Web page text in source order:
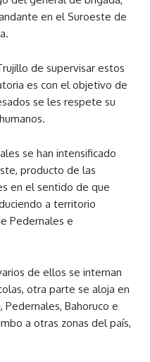
en el Suroeste de
de supervisar estos
es con el objetivo de
se les respete su
se han intensificado
producto de las
en el sentido de que
a territorio
Pedernales e
de ellos se internan
otra parte se aloja en
Pedernales, Bahoruco e
a otras zonas del país,